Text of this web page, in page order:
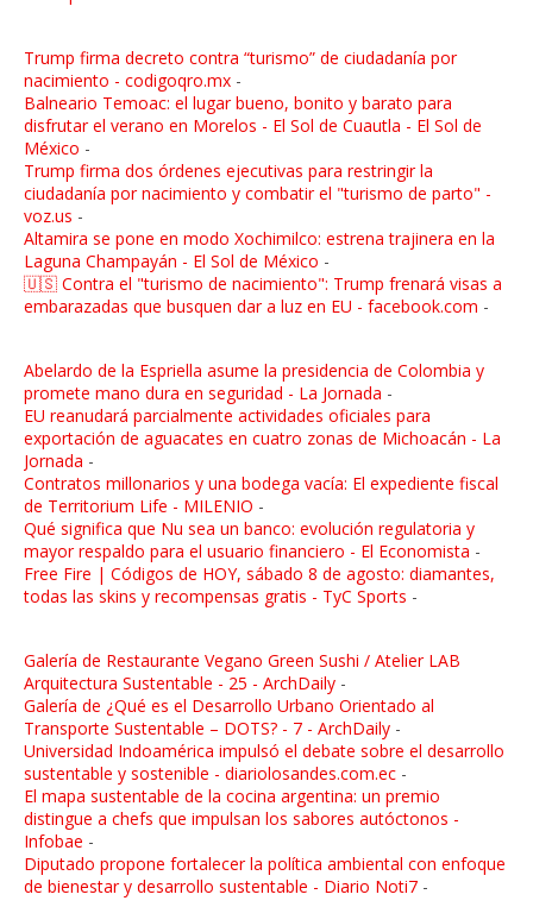
Trump firma decreto contra “turismo” de ciudadanía por
nacimiento - codigoqro.mx -
Balneario Temoac: el lugar bueno, bonito y barato para
disfrutar el verano en Morelos - El Sol de Cuautla - El Sol de
México -
Trump firma dos órdenes ejecutivas para restringir la
ciudadanía por nacimiento y combatir el "turismo de parto" -
voz.us -
Altamira se pone en modo Xochimilco: estrena trajinera en la
Laguna Champayán - El Sol de México -
🇺🇸 Contra el "turismo de nacimiento": Trump frenará visas a
embarazadas que busquen dar a luz en EU - facebook.com -
Abelardo de la Espriella asume la presidencia de Colombia y
promete mano dura en seguridad - La Jornada -
EU reanudará parcialmente actividades oficiales para
exportación de aguacates en cuatro zonas de Michoacán - La
Jornada -
Contratos millonarios y una bodega vacía: El expediente fiscal
de Territorium Life - MILENIO -
Qué significa que Nu sea un banco: evolución regulatoria y
mayor respaldo para el usuario financiero - El Economista -
Free Fire | Códigos de HOY, sábado 8 de agosto: diamantes,
todas las skins y recompensas gratis - TyC Sports -
Galería de Restaurante Vegano Green Sushi / Atelier LAB
Arquitectura Sustentable - 25 - ArchDaily -
Galería de ¿Qué es el Desarrollo Urbano Orientado al
Transporte Sustentable – DOTS? - 7 - ArchDaily -
Universidad Indoamérica impulsó el debate sobre el desarrollo
sustentable y sostenible - diariolosandes.com.ec -
El mapa sustentable de la cocina argentina: un premio
distingue a chefs que impulsan los sabores autóctonos -
Infobae -
Diputado propone fortalecer la política ambiental con enfoque
de bienestar y desarrollo sustentable - Diario Noti7 -